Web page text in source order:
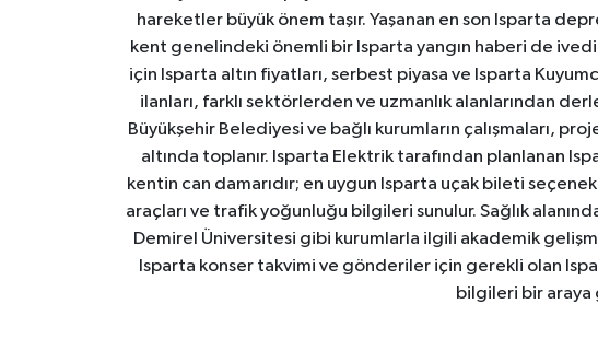
hareketler büyük önem taşır. Yaşanan en son Isparta
kent genelindeki önemli bir Isparta yangın haberi de
için Isparta altın fiyatları, serbest piyasa ve Isparta
ilanları, farklı sektörlerden ve uzmanlık alanlarından
Büyükşehir Belediyesi ve bağlı kurumların çalışmaları,
altında toplanır. Isparta Elektrik tarafından planlanan
kentin can damarıdır; en uygun Isparta uçak bileti
araçları ve trafik yoğunluğu bilgileri sunulur. Sağlık
Demirel Üniversitesi gibi kurumlarla ilgili akademik
Isparta konser takvimi ve gönderiler için gerekli olan
bilgileri bir araya